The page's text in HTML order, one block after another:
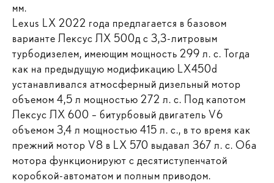
мм.
Lexus LX 2022 года предлагается в базовом
варианте Лексус ЛХ 500д с 3,3-литровым
турбодизелем, имеющим мощность 299 л. с. Тогда
как на предыдущую модификацию LX450d
устанавливался атмосферный дизельный мотор
объемом 4,5 л мощностью 272 л. с. Под капотом
Лексус ЛХ 600 – битурбовый двигатель V6
объемом 3,4 л мощностью 415 л. с., в то время как
прежний мотор V8 в LX 570 выдавал 367 л. с. Оба
мотора функционируют с десятиступенчатой
коробкой-автоматом и полным приводом.